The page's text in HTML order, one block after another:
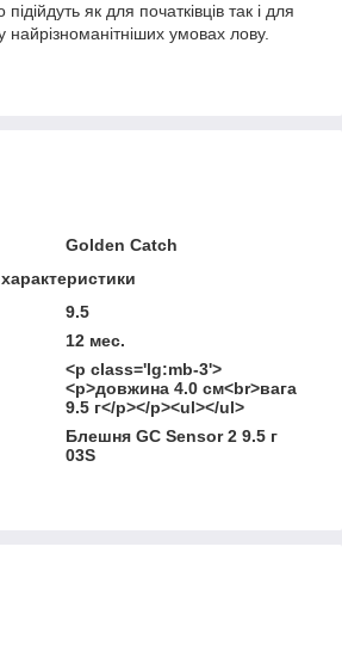
як для початківців так і для
найрізноманітніших умовах лову.
Golden Catch
9.5
12 мес.
<p class='lg:mb-3'>
<p>довжина 4.0 см<br>вага
9.5 г</p></p><ul></ul>
Блешня GC Sensor 2 9.5 г
03S